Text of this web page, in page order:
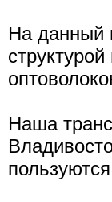
На данный
Наша